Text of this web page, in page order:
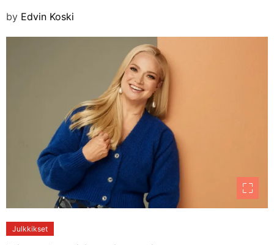
by Edvin Koski
Julkkikset